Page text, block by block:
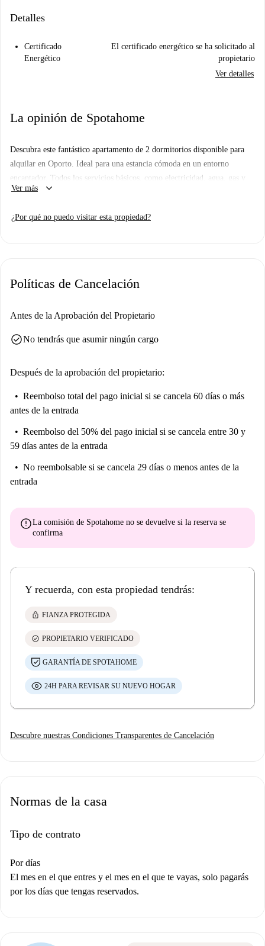
Detalles
Certificado
Energético
El certificado energético se ha solicitado al
propietario
Ver detalles
La opinión de Spotahome
Descubra este fantástico apartamento de 2 dormitorios disponible para
alquilar en Oporto. Ideal para una estancia cómoda en un entorno
encantador. Todos los servicios básicos, como electricidad, agua, gas y
wifi, están cubiertos.
Ver más keyboard_arrow_down
¿Por qué no puedo visitar esta propiedad?
Políticas de Cancelación
Antes de la Aprobación del Propietario
check_circleNo tendrás que asumir ningún cargo
Después de la aprobación del propietario:
Reembolso total del pago inicial si se cancela 60 días o más
antes de la entrada
Reembolso del 50% del pago inicial si se cancela entre 30 y
59 días antes de la entrada
No reembolsable si se cancela 29 días o menos antes de la
entrada
errorLa comisión de Spotahome no se devuelve si la reserva se
confirma
Y recuerda, con esta propiedad tendrás:
lock FIANZA PROTEGIDA
check_circle PROPIETARIO VERIFICADO
GARANTÍA DE SPOTAHOME
24H PARA REVISAR SU NUEVO HOGAR
Descubre nuestras Condiciones Transparentes de Cancelación
Normas de la casa
Tipo de contrato
Por días
El mes en el que entres y el mes en el que te vayas, solo pagarás
por los días que tengas reservados.